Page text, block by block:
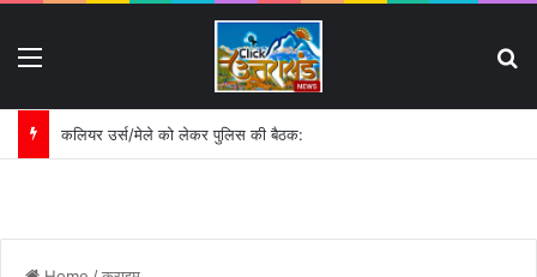
कलियर उर्स/मेले को लेकर पुलिस की बैठक: